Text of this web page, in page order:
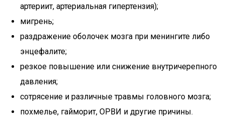
артериит, артериальная гипертензия);
мигрень;
раздражение оболочек мозга при менингите либо
энцефалите;
резкое повышение или снижение внутричерепного
давления;
сотрясение и различные травмы головного мозга;
похмелье, гайморит, ОРВИ и другие причины.